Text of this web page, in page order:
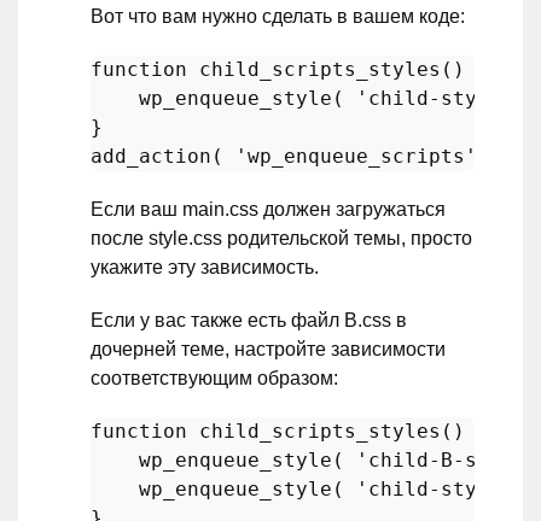
Вот что вам нужно сделать в вашем коде:
function child_scripts_styles ( )
wp_enqueue_style ( 'child-style'
add_action ( 'wp_enqueue_scripts'
Если ваш main.css должен загружаться
после style.css родительской темы, просто
укажите эту зависимость.
Если у вас также есть файл B.css в
дочерней теме, настройте зависимости
соответствующим образом:
function child_scripts_styles ( )
wp_enqueue_style ( 'child-B-style'
wp_enqueue_style ( 'child-style'